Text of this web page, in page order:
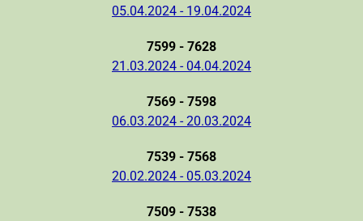
05.04.2024 - 19.04.2024
7599 - 7628
21.03.2024 - 04.04.2024
7569 - 7598
06.03.2024 - 20.03.2024
7539 - 7568
20.02.2024 - 05.03.2024
7509 - 7538